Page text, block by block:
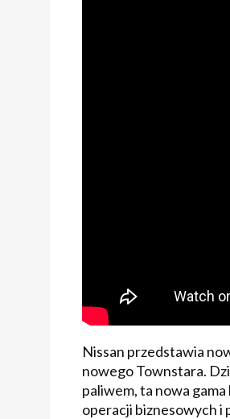
Nissan przedstawia
nowego Townstara.
paliwem, ta nowa
operacji biznesowych i